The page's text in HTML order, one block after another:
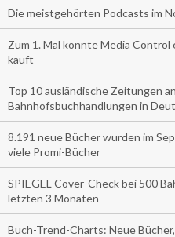
Die meistgehörten Podcasts im
Zum 1. Mal konnte Media
kauft
Top 10 ausländische Zeitungen
Bahnhofsbuchhandlungen in
8.191 neue Bücher wurden im
viele Promi-Bücher
SPIEGEL Cover-Check bei 500
letzten 3 Monaten
Buch-Trend-Charts: Neue